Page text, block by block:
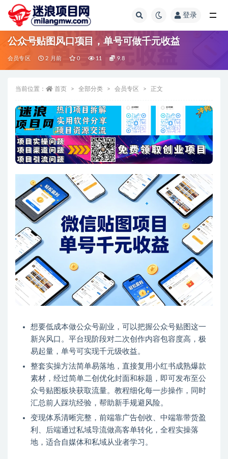
登录
公众号贴图风口项目，单号可做千元收益
会员专区 2 月前 0 11 9.8
当前位置： 首页 全部分类 会员专区 正文
想要低成本做公众号副业，可以把握公众号贴图这一
新兴风口。平台现阶段对二次创作内容包容度高，极
易起量，单号可实现千元级收益。
整套实操方法简单易落地，直接复用小红书成熟爆款
素材，经过简单二创优化封面和标题，即可发布至公
众号贴图板块获取流量。教程细化每一步操作，同时
汇总前人踩坑经验，帮助新手规避风险。
变现体系清晰完整，前端靠广告创收、中端靠带货盈
利、后端通过私域导流做高客单转化，全程实操落
地，适合自媒体和私域从业者学习。
全部